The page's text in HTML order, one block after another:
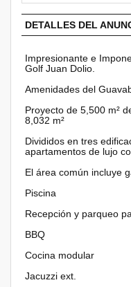
DETALLES DEL
Impresionante e
Golf Juan Dolio.
Amenidades del
Proyecto de 5,500 m²
8,032 m²
Divididos en tres
apartamentos de lujo
El área común incluye
Piscina
Recepción y parqueo
BBQ
Cocina modular
Jacuzzi ext.